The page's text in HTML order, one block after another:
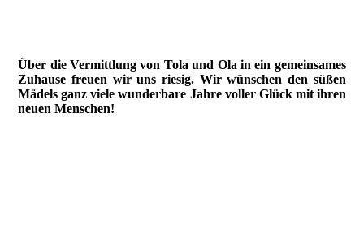
Über die Vermittlung von Tola und Ola in ein gemeinsames
Zuhause freuen wir uns riesig. Wir wünschen den süßen
Mädels ganz viele wunderbare Jahre voller Glück mit ihren
neuen Menschen!